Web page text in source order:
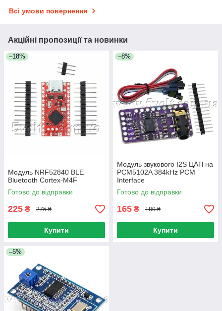
Всі умови повернення
Акційні пропозиції та новинки
–18%
Модуль NRF52840 BLE
Bluetooth Cortex-M4F
Готово до відправки
225 ₴ 275 ₴
Купити
–8%
Модуль звукового I2S ЦАП на
PCM5102A 384kHz PCM
Interface
Готово до відправки
165 ₴ 180 ₴
Купити
–5%